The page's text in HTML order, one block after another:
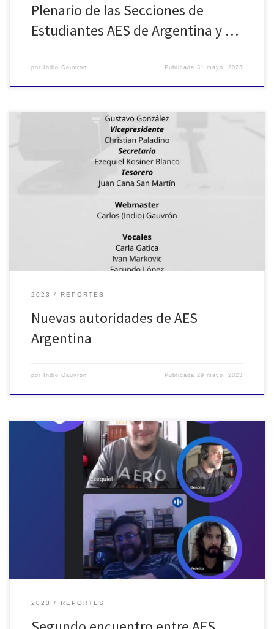
Plenario de las Secciones de
Estudiantes AES de Argentina y …
por Indio Gauvron Publicada31 mayo, 2023
El 6 de marzo de 2023 tomó posesión la nueva Junta Directiva del
Grupo Profesional de AES Argentina.Está integrado por S. Gustavo
González como Presidente, Christian Paladino como
«Cana» San Martín como Tesorero.En las últimas semanas llevaron
a cabo reuniones de directorio […]
2023 REPORTES
Nuevas autoridades de AES
Argentina
por Indio Gauvron Publicada29 mayo, 2023
El lunes 15 de mayo se realizó el segundo encuentro de trabajo y
articulación entre las cinco secciones estudiantiles y la sección
profesional AES Argentina. En esta reunión participaron
representantes de AES-AURAL, AES-EMC, AES-TAMABA, AES-ECOS y
AES-IMAES. Durante 60 minutos hicimos una lluvia de ideas sobre
posibles soluciones para superar […]
2023 REPORTES